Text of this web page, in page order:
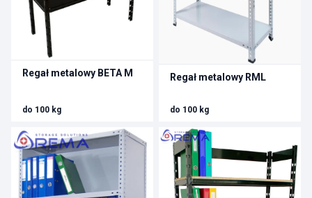
Regał metalowy BETA M
do 100 kg
Regał metalowy RML
do 100 kg